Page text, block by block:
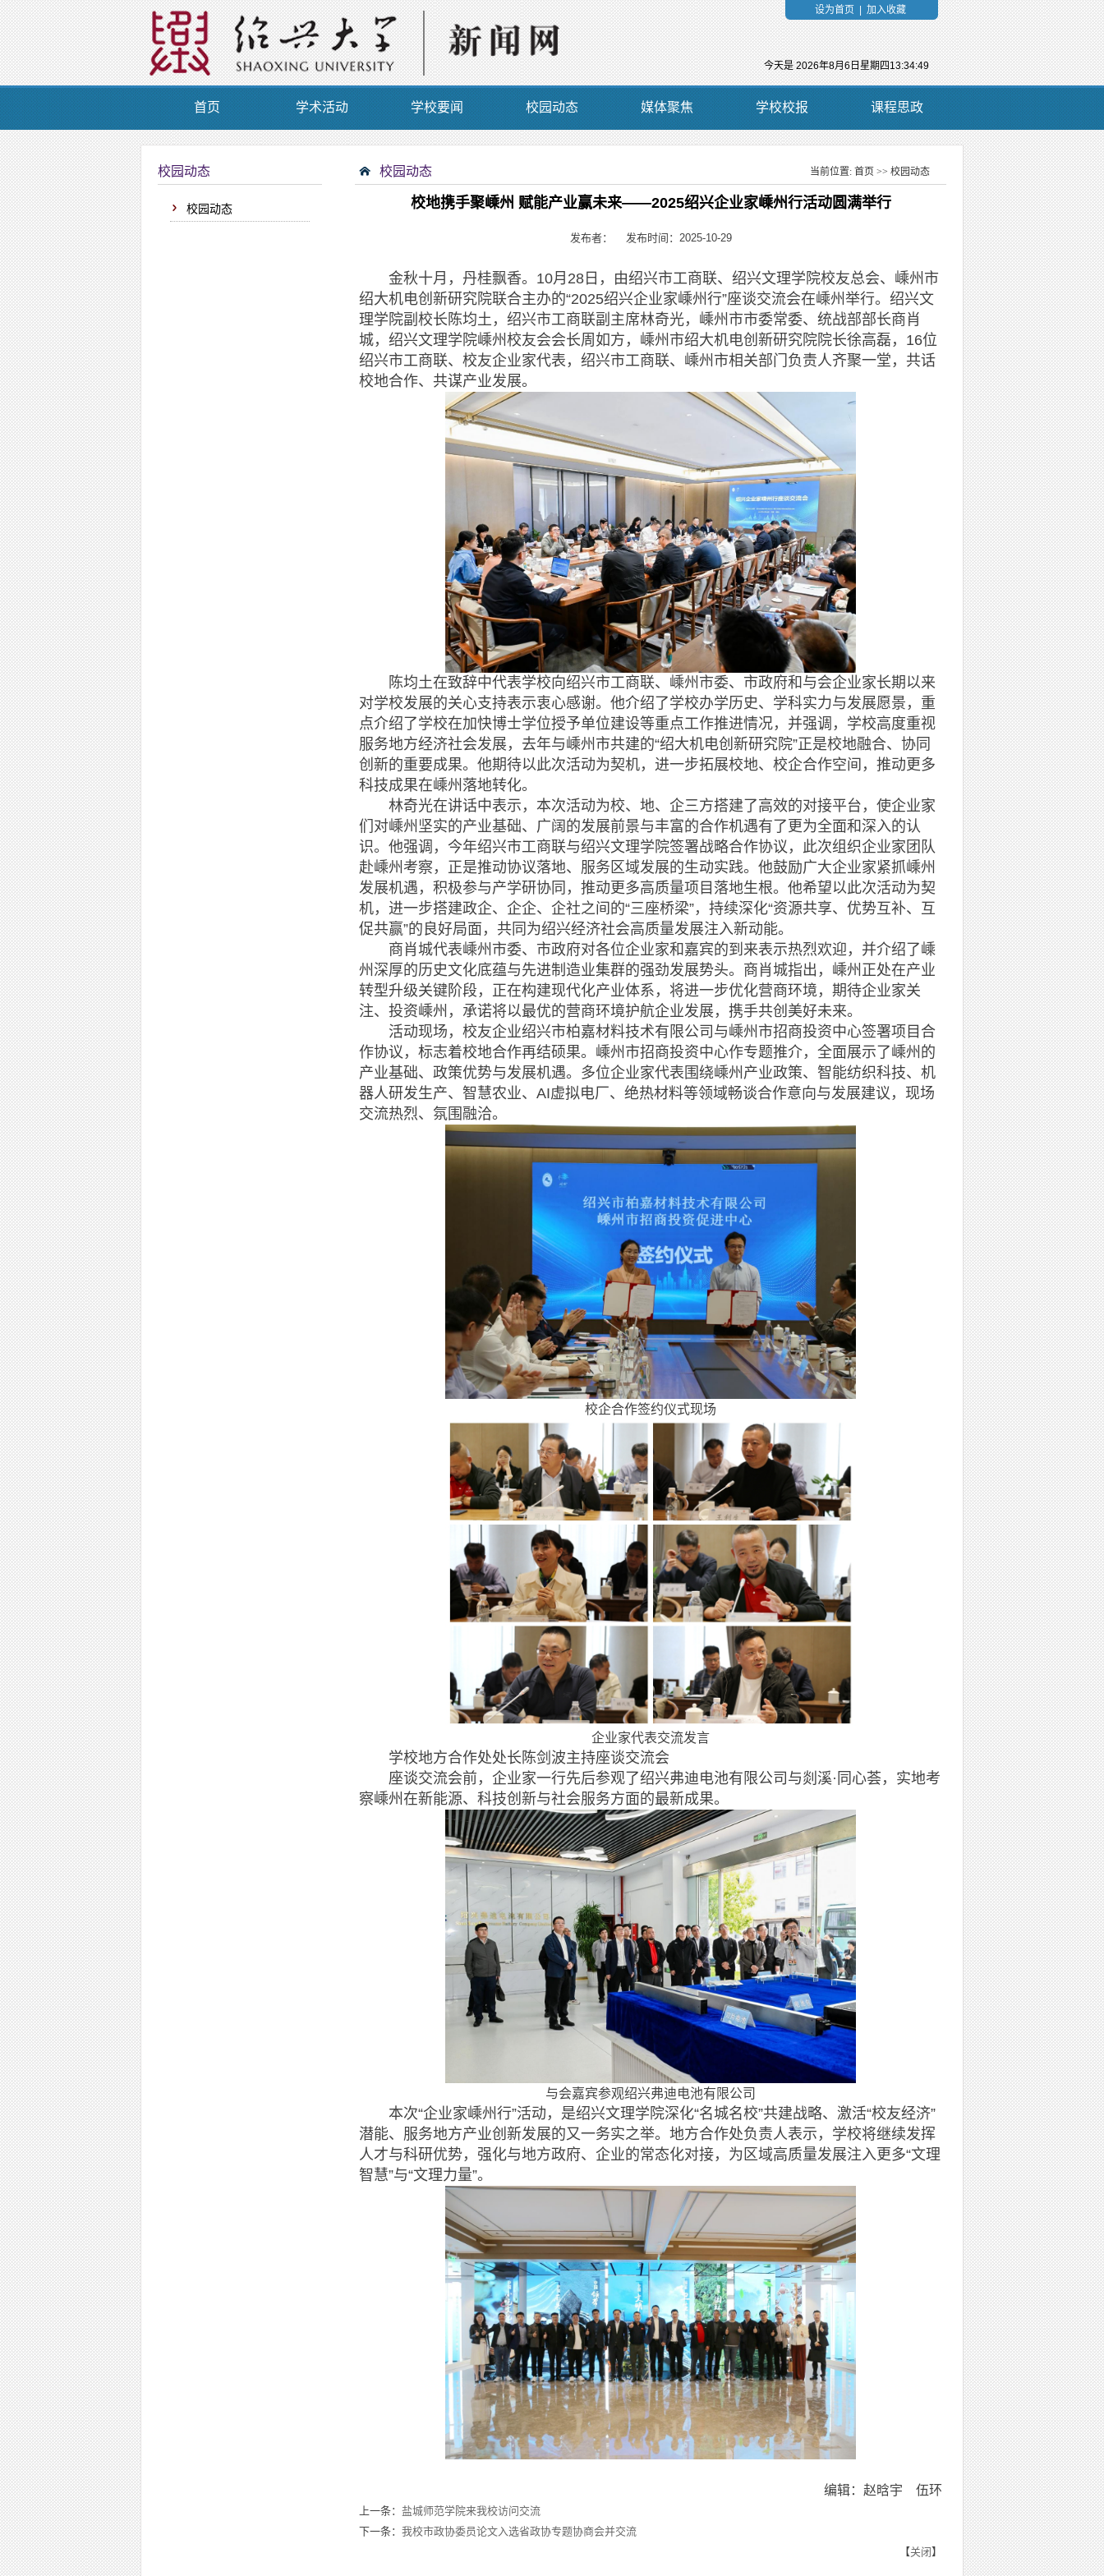
设为首页 加入收藏
今天是2026年8月6日星期四13:34:50
首页 学术活动 学校要闻 校园动态 媒体聚焦 学校校报 课程思政
校园动态
校园动态
校园动态 当前位置: 首页 >> 校园动态
当前位置：
校地携手聚嵊州 赋能产业赢未来——2025绍兴企业家嵊州行活动圆满举行
发布者： 发布时间：2025-10-29
金秋十月，丹桂飘香。10月28日，由绍兴市工商联、绍兴文理学院校友总会、嵊州市
绍大机电创新研究院联合主办的“2025绍兴企业家嵊州行”座谈交流会在嵊州举行。绍兴文
理学院副校长陈均土，绍兴市工商联副主席林奇光，嵊州市市委常委、统战部部长商肖
城，绍兴文理学院嵊州校友会会长周如方，嵊州市绍大机电创新研究院院长徐高磊，16位
绍兴市工商联、校友企业家代表，绍兴市工商联、嵊州市相关部门负责人齐聚一堂，共话
校地合作、共谋产业发展。
陈均土在致辞中代表学校向绍兴市工商联、嵊州市委、市政府和与会企业家长期以来
对学校发展的关心支持表示衷心感谢。他介绍了学校办学历史、学科实力与发展愿景，重
点介绍了学校在加快博士学位授予单位建设等重点工作推进情况，并强调，学校高度重视
服务地方经济社会发展，去年与嵊州市共建的“绍大机电创新研究院”正是校地融合、协同
创新的重要成果。他期待以此次活动为契机，进一步拓展校地、校企合作空间，推动更多
科技成果在嵊州落地转化。
林奇光在讲话中表示，本次活动为校、地、企三方搭建了高效的对接平台，使企业家
们对嵊州坚实的产业基础、广阔的发展前景与丰富的合作机遇有了更为全面和深入的认
识。他强调，今年绍兴市工商联与绍兴文理学院签署战略合作协议，此次组织企业家团队
赴嵊州考察，正是推动协议落地、服务区域发展的生动实践。他鼓励广大企业家紧抓嵊州
发展机遇，积极参与产学研协同，推动更多高质量项目落地生根。他希望以此次活动为契
机，进一步搭建政企、企企、企社之间的“三座桥梁”，持续深化“资源共享、优势互补、互
促共赢”的良好局面，共同为绍兴经济社会高质量发展注入新动能。
商肖城代表嵊州市委、市政府对各位企业家和嘉宾的到来表示热烈欢迎，并介绍了嵊
州深厚的历史文化底蕴与先进制造业集群的强劲发展势头。商肖城指出，嵊州正处在产业
转型升级关键阶段，正在构建现代化产业体系，将进一步优化营商环境，期待企业家关
注、投资嵊州，承诺将以最优的营商环境护航企业发展，携手共创美好未来。
活动现场，校友企业绍兴市柏嘉材料技术有限公司与嵊州市招商投资中心签署项目合
作协议，标志着校地合作再结硕果。嵊州市招商投资中心作专题推介，全面展示了嵊州的
产业基础、政策优势与发展机遇。多位企业家代表围绕嵊州产业政策、智能纺织科技、机
器人研发生产、智慧农业、AI虚拟电厂、绝热材料等领域畅谈合作意向与发展建议，现场
交流热烈、氛围融洽。
校企合作签约仪式现场
企业家代表交流发言
学校地方合作处处长陈剑波主持座谈交流会
座谈交流会前，企业家一行先后参观了绍兴弗迪电池有限公司与剡溪·同心荟，实地考
察嵊州在新能源、科技创新与社会服务方面的最新成果。
与会嘉宾参观绍兴弗迪电池有限公司
本次“企业家嵊州行”活动，是绍兴文理学院深化“名城名校”共建战略、激活“校友经济”
潜能、服务地方产业创新发展的又一务实之举。地方合作处负责人表示，学校将继续发挥
人才与科研优势，强化与地方政府、企业的常态化对接，为区域高质量发展注入更多“文理
智慧”与“文理力量”。
编辑：赵晗宇 伍环
上一条： 盐城师范学院来我校访问交流
下一条： 我校市政协委员论文入选省政协专题协商会并交流
【关闭 】